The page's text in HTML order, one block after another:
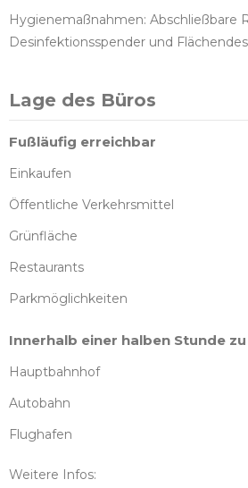
Hygienemaßnahmen: Abschließbare
Desinfektionsspender und
Lage des Büros
Fußläufig erreichbar
Einkaufen
Öffentliche Verkehrsmittel
Grünfläche
Restaurants
Parkmöglichkeiten
Innerhalb einer halben Stunde
Hauptbahnhof
Autobahn
Flughafen
Weitere Infos: